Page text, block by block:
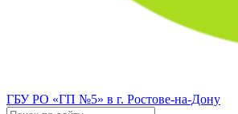
ГБУ РО «ГП №5» в г. Ростове-на-Дону